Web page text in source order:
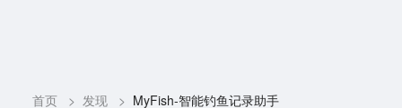
首页 > 发现 > MyFish-智能钓鱼记录助手